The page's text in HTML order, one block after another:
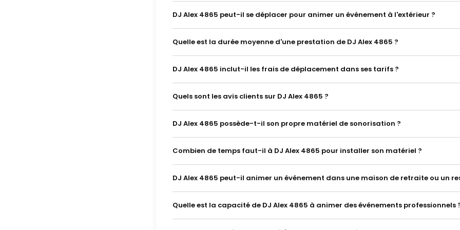
DJ Alex 4865 peut-il se déplacer pour animer un événement à l'extérieur ?
Quelle est la durée moyenne d'une prestation de DJ Alex 4865 ?
DJ Alex 4865 inclut-il les frais de déplacement dans ses tarifs ?
Quels sont les avis clients sur DJ Alex 4865 ?
DJ Alex 4865 possède-t-il son propre matériel de sonorisation ?
Combien de temps faut-il à DJ Alex 4865 pour installer son matériel ?
DJ Alex 4865 peut-il animer un événement dans une maison de retraite ou un
Quelle est la capacité de DJ Alex 4865 à animer des événements professionnels